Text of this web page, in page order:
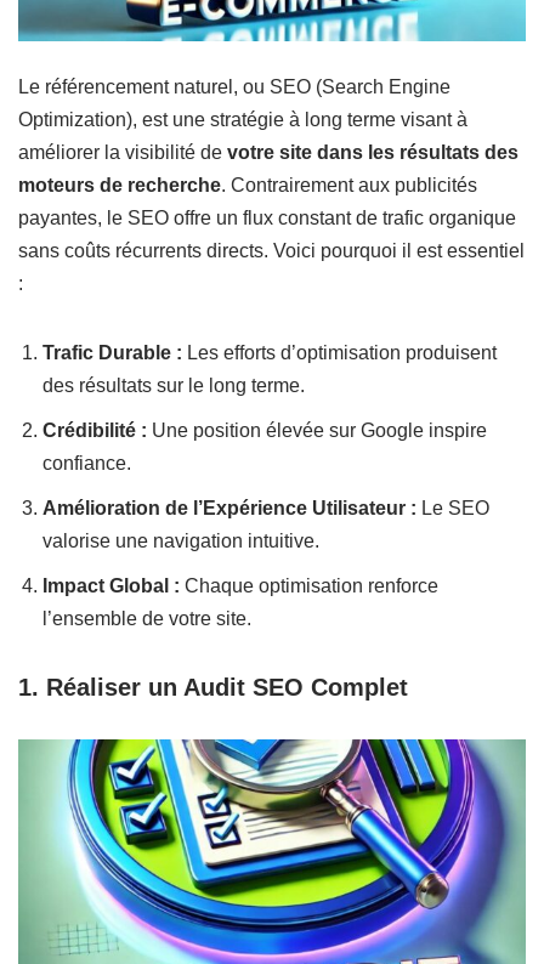
Le référencement naturel, ou SEO (Search Engine
Optimization), est une stratégie à long terme visant à
améliorer la visibilité de votre site dans les résultats des
moteurs de recherche. Contrairement aux publicités
payantes, le SEO offre un flux constant de trafic organique
sans coûts récurrents directs. Voici pourquoi il est essentiel
:
Trafic Durable : Les efforts d’optimisation produisent
des résultats sur le long terme.
Crédibilité : Une position élevée sur Google inspire
confiance.
Amélioration de l’Expérience Utilisateur : Le SEO
valorise une navigation intuitive.
Impact Global : Chaque optimisation renforce
l’ensemble de votre site.
1. Réaliser un Audit SEO Complet